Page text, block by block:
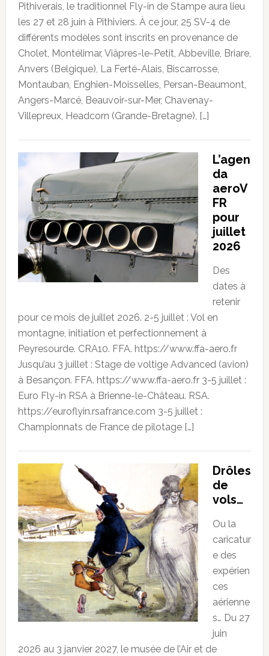
Pithiverais, le traditionnel Fly-in de Stampe aura lieu
les 27 et 28 juin à Pithiviers. À ce jour, 25 SV-4 de
différents modèles sont inscrits en provenance de
Cholet, Montélimar, Viâpres-le-Petit, Abbeville, Briare,
Anvers (Belgique), La Ferté-Alais, Biscarrosse,
Montauban, Enghien-Moisselles, Persan-Beaumont,
Angers-Marcé, Beauvoir-sur-Mer, Chavenay-
Villepreux, Headcorn (Grande-Bretagne), […]
L’agen
da
aeroV
FR
pour
juillet
2026
Des
dates à
retenir
pour ce mois de juillet 2026. 2-5 juillet : Vol en
montagne, initiation et perfectionnement à
Peyresourde. CRA10. FFA. https://www.ffa-aero.fr
Jusqu’au 3 juillet : Stage de voltige Advanced (avion)
à Besançon. FFA. https://www.ffa-aero.fr 3-5 juillet :
Euro Fly-in RSA à Brienne-le-Château. RSA.
https://euroflyin.rsafrance.com 3-5 juillet :
Championnats de France de pilotage […]
Drôles
de
vols…
Ou la
caricatur
e des
expérien
ces
aérienne
s… Du 27
juin
2026 au 3 janvier 2027, le musée de l’Air et de